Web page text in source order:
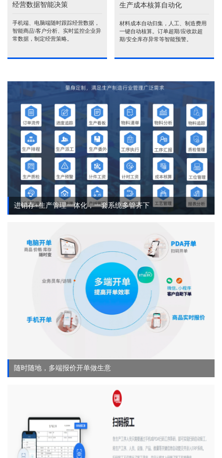
经营数据智能决策
手机端、电脑端随时跟踪经营数据，
智能商品\客户分析、实时监控企业异
常数据，制定经营策略。
生产成本核算自动化
材料成本自动归集，人工、制造费用
一键自动核算。订单超期/应收款超
期/安全库存异常等智能预警。
进销存+生产管理一体化，一套系统多管齐下
随时随地，多端报价开单做生意